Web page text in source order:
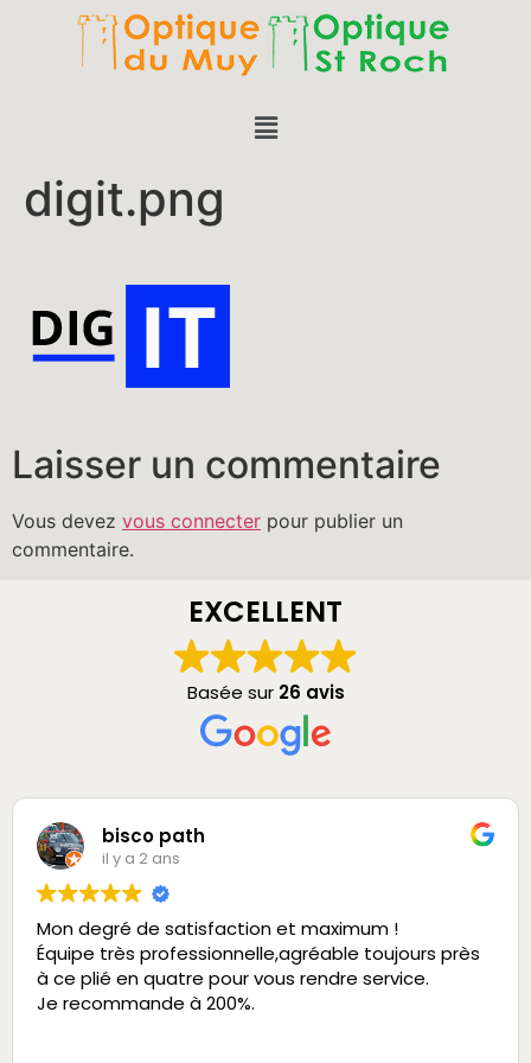
digit.png
Laisser un commentaire
Vous devez vous connecter pour publier un
commentaire.
EXCELLENT
Basée sur 26 avis
bisco path
il y a 2 ans
Mon degré de satisfaction et maximum !
Équipe très professionnelle,agréable toujours près
à ce plié en quatre pour vous rendre service.
Je recommande à 200%.